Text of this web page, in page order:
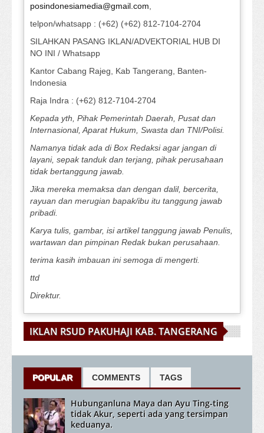
posindonesiamedia@gmail.com,
telpon/whatsapp : (+62) (+62) 812-7104-2704
SILAHKAN PASANG IKLAN/ADVEKTORIAL HUB DI
NO INI / Whatsapp
Kantor Cabang Rajeg, Kab Tangerang, Banten-
Indonesia
Raja Indra : (+62) 812-7104-2704
Kepada yth, Pihak Pemerintah Daerah, Pusat dan
Internasional, Aparat Hukum, Swasta dan TNI/Polisi.
Namanya tidak ada di Box Redaksi agar jangan di
layani, sepak tanduk dan terjang, pihak perusahaan
tidak bertanggung jawab.
Jika mereka memaksa dan dengan dalil, bercerita,
rayuan dan merugian bapak/ibu itu tanggung jawab
pribadi.
Karya tulis, gambar, isi artikel tanggung jawab Penulis,
wartawan dan pimpinan Redak bukan perusahaan.
terima kasih imbauan ini semoga di mengerti.
ttd
Direktur.
IKLAN RSUD PAKUHAJI KAB. TANGERANG
POPULAR COMMENTS TAGS
Hubunganluna Maya dan Ayu Ting-ting
tidak Akur, seperti ada yang tersimpan
keduanya.